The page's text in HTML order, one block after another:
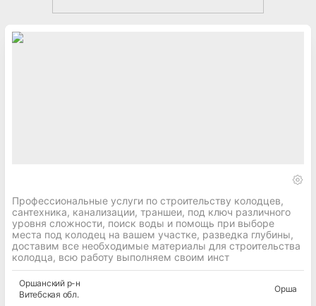
Профессиональные услуги по строительству колодцев,
сантехника, канализации, траншеи, под ключ различного
уровня сложности, поиск воды и помощь при выборе
места под колодец на вашем участке, разведка глубины,
доставим все необходимые материалы для строительства
колодца, всю работу выполняем своим инст
Оршанскийр-н
Витебская обл.
Орша